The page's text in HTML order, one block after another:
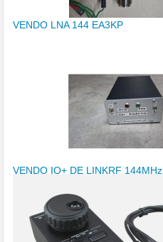
VENDO LNA 144 EA3KP
VENDO IQ+ DE LINKRF 144MHz